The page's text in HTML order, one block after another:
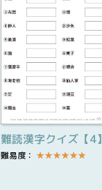
難読漢字クイズ【4】
難易度： ★★★★★★